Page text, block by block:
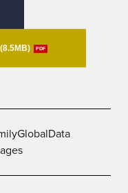
PDF
GlobalData